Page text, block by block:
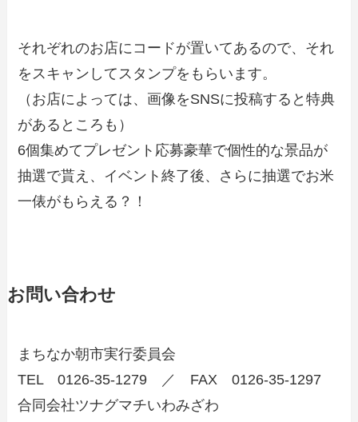
それぞれのお店にコードが置いてあるので、それ
をスキャンしてスタンプをもらいます。
（お店によっては、画像をSNSに投稿すると特典
があるところも）
6個集めてプレゼント応募豪華で個性的な景品が
抽選で貰え、イベント終了後、さらに抽選でお米
一俵がもらえる？！
お問い合わせ
まちなか朝市実行委員会
TEL 0126-35-1279 ／ FAX 0126-35-1297
合同会社ツナグマチいわみざわ